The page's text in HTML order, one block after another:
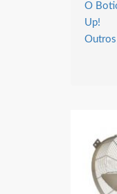
O
Up!
Outros